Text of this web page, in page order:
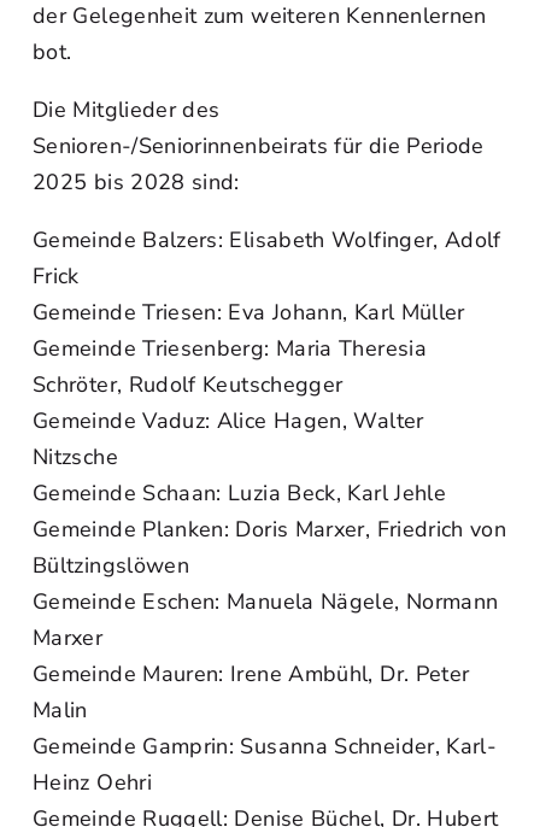
der Gelegenheit zum weiteren Kennenlernen
bot.
Die Mitglieder des
Senioren-/Seniorinnenbeirats für die Periode
2025 bis 2028 sind:
Gemeinde Balzers: Elisabeth Wolfinger, Adolf
Frick
Gemeinde Triesen: Eva Johann, Karl Müller
Gemeinde Triesenberg: Maria Theresia
Schröter, Rudolf Keutschegger
Gemeinde Vaduz: Alice Hagen, Walter
Nitzsche
Gemeinde Schaan: Luzia Beck, Karl Jehle
Gemeinde Planken: Doris Marxer, Friedrich von
Bültzingslöwen
Gemeinde Eschen: Manuela Nägele, Normann
Marxer
Gemeinde Mauren: Irene Ambühl, Dr. Peter
Malin
Gemeinde Gamprin: Susanna Schneider, Karl-
Heinz Oehri
Gemeinde Ruggell: Denise Büchel, Dr. Hubert